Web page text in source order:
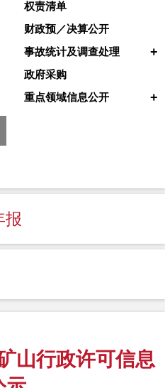
权责清单
财政预／决算公开
事故统计及调查处理 +
政府采购
重点领域信息公开
+
报
山行政许可信息